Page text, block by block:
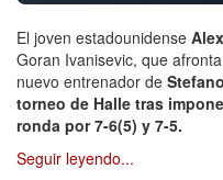
El joven estadounidense
Goran Ivanisevic, que
nuevo entrenador de
torneo de Halle tras
ronda por 7-6(5) y 7-5.
Seguir leyendo...